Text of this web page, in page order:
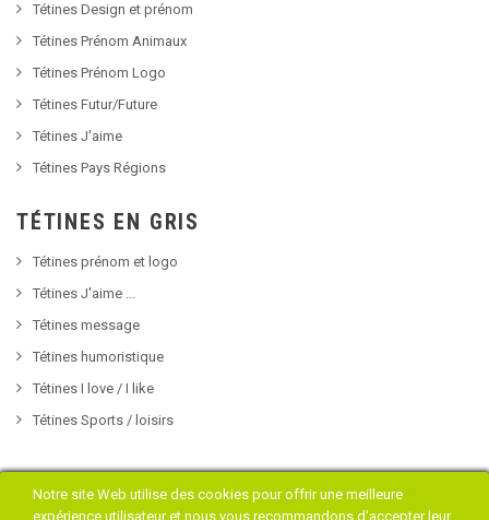
Notre site Web utilise des cookies pour offrir une meilleure
expérience utilisateur et nous vous recommandons d'accepter leur
Tétines Design et prénom
Tétines Prénom Animaux
Tétines Prénom Logo
Tétines Futur/Future
Tétines J'aime
Tétines Pays Régions
TÉTINES EN GRIS
Tétines prénom et logo
Tétines J'aime ...
Tétines message
Tétines humoristique
Tétines I love / I like
Tétines Sports / loisirs